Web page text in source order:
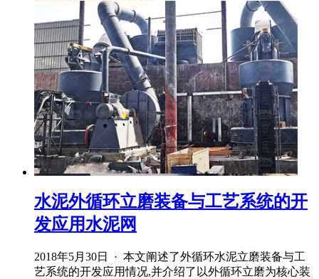
水泥外循环立磨装备与工艺系统的开
发应用水泥网
2018年5月30日 · 本文阐述了外循环水泥立磨装备与工
艺系统的开发应用情况,并介绍了以外循环立磨为核心装